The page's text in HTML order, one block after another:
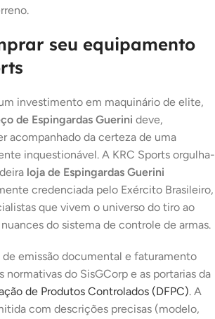
seu equipamento
investimento em maquinário de elite,
de Espingardas Guerini deve,
acompanhado da certeza de uma
inquestionável. A KRC Sports orgulha-
loja de Espingardas Guerini
credenciada pelo Exército Brasileiro,
que vivem o universo do tiro ao
do sistema de controle de armas.
de emissão documental e faturamento
normativas do SisGCorp e as portarias da
de Produtos Controlados (DFPC). A
com descrições precisas (modelo,